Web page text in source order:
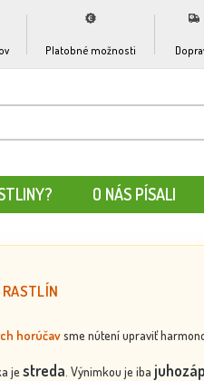
Platobné možnosti
O NÁS PÍSALI
horúčavsme nútení upraviť
je streda . Výnimkou je iba